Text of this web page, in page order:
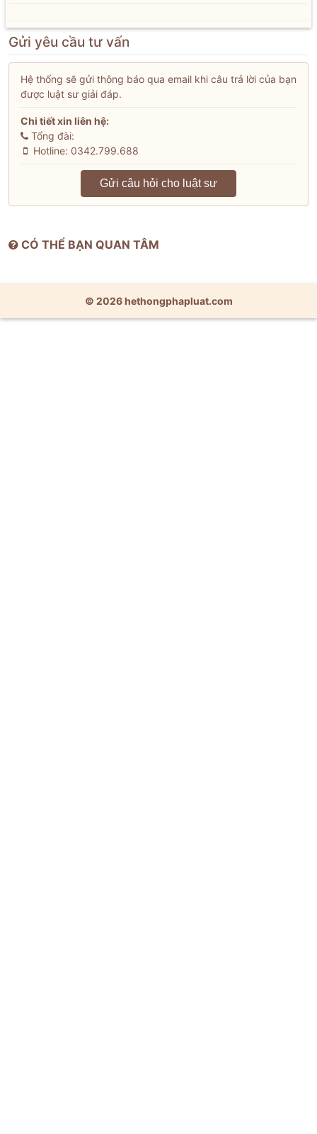
Gửi yêu cầu tư vấn
Hệ thống sẽ gửi thông báo qua email khi câu trả lời của bạn
được luật sư giải đáp.
Chi tiết xin liên hệ:
Tổng đài:
Hotline: 0342.799.688
Gửi câu hỏi cho luật sư
CÓ THỂ BẠN QUAN TÂM
© 2026 hethongphapluat.com